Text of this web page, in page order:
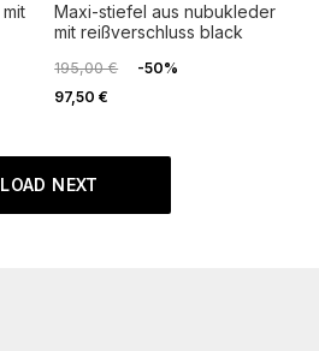
maxi-stiefel aus nubukleder
mit reißverschluss black
195,00 €
-50%
97,50 €
LOAD NEXT